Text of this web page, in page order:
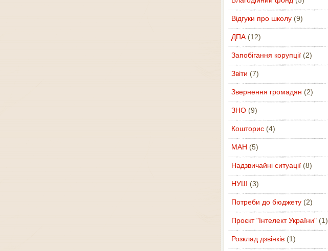
Відгуки про школу(9)
ДПА(12)
Запобігання корупції(2)
Звіти (7)
Звернення громадян (2)
ЗНО(9)
Кошторис(4)
МАН (5)
Надзвичайні ситуації(8)
НУШ (3)
Потреби до бюджету(2)
Проєкт "Інтелект України"(1)
Розклад дзвінків(1)